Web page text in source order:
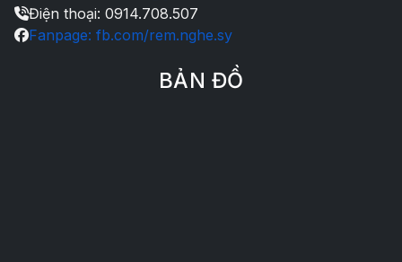
Điện thoại: 0914.708.507
Fanpage: fb.com/rem.nghe.sy
BẢN ĐỒ